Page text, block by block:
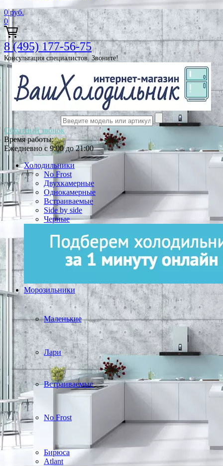
0 руб.
0
8 (495) 177-56-75
Консультация специалистов. Звоните!
Обратный звонок
Время работы:
Ежедневно с 9:00 до 21:00
Холодильники
No Frost
Двухкамерные
Однокамерные
Встраиваемые
Side by side
Черные
Морозильники
Маленькие
Лари
Встраиваемые
No Frost
Бирюса
Atlant